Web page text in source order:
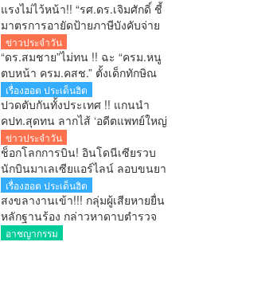
แรงไม่ไว้หน้า!! “รศ.ดร.เจิมศักดิ์ ชี้
มาตรการอายัดป้ายภาษีบังคับจ่าย
ใบสั่ง รัฐกำลังลงโทษประชาชน
ก่อนศาลตัดสิน
ข่าวประจำวัน
“ดร.สมชาย”ไม่ทน !! ฉะ “ครม.หนู
ตบหน้า ครม.คสช.” ตั้งเด็กทักษิณ
สวนทางปฏิรูปประเทศ-ยุทธศาสตร์
ชาติ
เรื่องฮอต ประเด็นฮิต
ปวดตับกันทั้งประเทศ !! แกนนำ
คปท.สุดทน ลากไส้ ‘อดีตแพทย์ใหญ่
รพ.ตำรวจ’ เลื่อนยศ พล.ต.อ. พร้อม
ดัน ‘ผกก.หนุ่ย’ ขึ้น ผอ.ป.ย.ป. เทียบ
ชั้น C11 สำนักนายกฯ!! สมัยอนุทิน
ข่าวประจำวัน
ช็อกโลกการบิน! อินโดนีเซียรวบ
นักบินมาเลเซียแอร์ไลน์ ลอบขนยา
อี 26 กิโลกรัม คาสนามบิน
เรื่องฮอต ประเด็นฮิต
สงขลางานเข้า!!! กลุ่มผู้เสียหายยื่น
หลักฐานร้อง กล่าวหาดาบตำรวจ
เอี่ยวบังคับถ่ายคลิปอนาจาร ขู่ยัด
อาชญากรรม